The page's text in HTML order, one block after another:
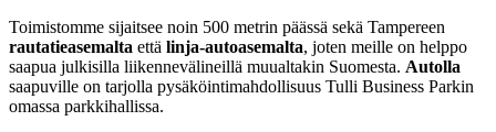
Toimistomme sijaitsee noin 500 metrin päässä sekä Tampereen
rautatieasemalta että linja-autoasemalta, joten meille on helppo
saapua julkisilla liikennevälineillä muualtakin Suomesta. Autolla
saapuville on tarjolla pysäköintimahdollisuus Tulli Business Parkin
omassa parkkihallissa.